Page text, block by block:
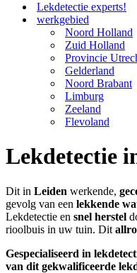
Lekdetectie experts!
werkgebied
Noord Holland
Zuid Holland
Provincie
Gelderland
Noord Brabant
Limburg
Zeeland
Flevoland
Lekdetectie
Dit in Leiden werkende,
gevolg van een lekkende
Lekdetectie en snel herstel
rioolbuis in uw tuin. Dit
Gespecialiseerd in
van dit gekwalificeerde